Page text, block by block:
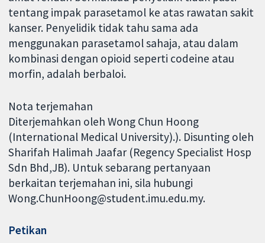
tentang impak parasetamol ke atas rawatan sakit
kanser. Penyelidik tidak tahu sama ada
menggunakan parasetamol sahaja, atau dalam
kombinasi dengan opioid seperti codeine atau
morfin, adalah berbaloi.
Nota terjemahan
Diterjemahkan oleh Wong Chun Hoong
(International Medical University).). Disunting oleh
Sharifah Halimah Jaafar (Regency Specialist Hosp
Sdn Bhd,JB). Untuk sebarang pertanyaan
berkaitan terjemahan ini, sila hubungi
Wong.ChunHoong@student.imu.edu.my.
Petikan